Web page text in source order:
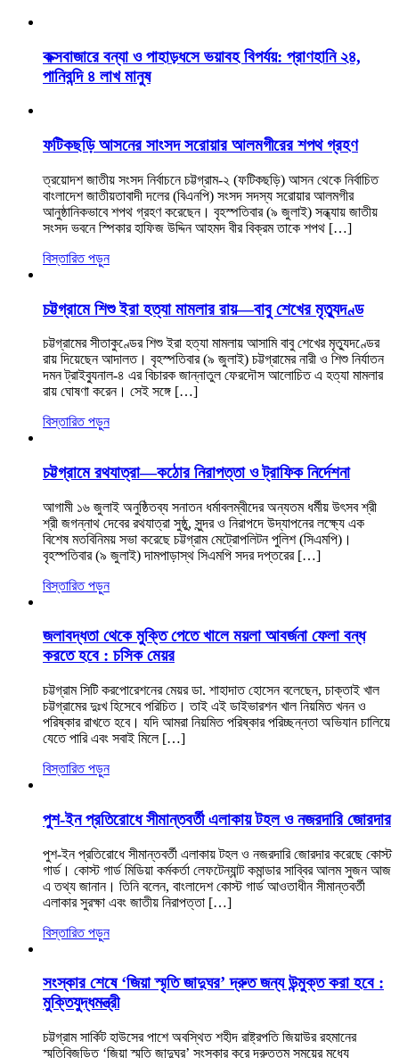
কক্সবাজারে বন্যা ও পাহাড়ধসে ভয়াবহ বিপর্যয়: প্রাণহানি ২৪,
পানিবন্দি ৪ লাখ মানুষ
ফটিকছড়ি আসনের সাংসদ সরোয়ার আলমগীরের শপথ গ্রহণ
ত্রয়োদশ জাতীয় সংসদ নির্বাচনে চট্টগ্রাম-২ (ফটিকছড়ি) আসন থেকে নির্বাচিত
বাংলাদেশ জাতীয়তাবাদী দলের (বিএনপি) সংসদ সদস্য সরোয়ার আলমগীর
আনুষ্ঠানিকভাবে শপথ গ্রহণ করেছেন। বৃহস্পতিবার (৯ জুলাই) সন্ধ্যায় জাতীয়
সংসদ ভবনে স্পিকার হাফিজ উদ্দিন আহমদ বীর বিক্রম তাকে শপথ […]
বিস্তারিত পড়ুন
চট্টগ্রামে শিশু ইরা হত্যা মামলার রায়—বাবু শেখের মৃত্যুদণ্ড
চট্টগ্রামের সীতাকুণ্ডের শিশু ইরা হত্যা মামলায় আসামি বাবু শেখের মৃত্যুদণ্ডের
রায় দিয়েছেন আদালত। বৃহস্পতিবার (৯ জুলাই) চট্টগ্রামের নারী ও শিশু নির্যাতন
দমন ট্রাইব্যুনাল-৪ এর বিচারক জান্নাতুল ফেরদৌস আলোচিত এ হত্যা মামলার
রায় ঘোষণা করেন। সেই সঙ্গে […]
বিস্তারিত পড়ুন
চট্টগ্রামে রথযাত্রা—কঠোর নিরাপত্তা ও ট্রাফিক নির্দেশনা
আগামী ১৬ জুলাই অনুষ্ঠিতব্য সনাতন ধর্মাবলম্বীদের অন্যতম ধর্মীয় উৎসব শ্রী
শ্রী জগন্নাথ দেবের রথযাত্রা সুষ্ঠু, সুন্দর ও নিরাপদে উদ্‌যাপনের লক্ষ্যে এক
বিশেষ মতবিনিময় সভা করেছে চট্টগ্রাম মেট্রোপলিটন পুলিশ (সিএমপি)।
বৃহস্পতিবার (৯ জুলাই) দামপাড়াস্থ সিএমপি সদর দপ্তরের […]
বিস্তারিত পড়ুন
জলাবদ্ধতা থেকে মুক্তি পেতে খালে ময়লা আবর্জনা ফেলা বন্ধ
করতে হবে : চসিক মেয়র
চট্টগ্রাম সিটি করপোরেশনের মেয়র ডা. শাহাদাত হোসেন বলেছেন, চাক্তাই খাল
চট্টগ্রামের দুঃখ হিসেবে পরিচিত। তাই এই ডাইভারশন খাল নিয়মিত খনন ও
পরিষ্কার রাখতে হবে। যদি আমরা নিয়মিত পরিষ্কার পরিচ্ছন্নতা অভিযান চালিয়ে
যেতে পারি এবং সবাই মিলে […]
বিস্তারিত পড়ুন
পুশ-ইন প্রতিরোধে সীমান্তবর্তী এলাকায় টহল ও নজরদারি জোরদার
পুশ-ইন প্রতিরোধে সীমান্তবর্তী এলাকায় টহল ও নজরদারি জোরদার করেছে কোস্ট
গার্ড। কোস্ট গার্ড মিডিয়া কর্মকর্তা লেফটেন্যান্ট কমান্ডার সাব্বির আলম সুজন আজ
এ তথ্য জানান। তিনি বলেন, বাংলাদেশ কোস্ট গার্ড আওতাধীন সীমান্তবর্তী
এলাকার সুরক্ষা এবং জাতীয় নিরাপত্তা […]
বিস্তারিত পড়ুন
সংস্কার শেষে ‘জিয়া স্মৃতি জাদুঘর’ দ্রুত জন্য উন্মুক্ত করা হবে :
মুক্তিযুদ্ধমন্ত্রী
চট্টগ্রাম সার্কিট হাউসের পাশে অবস্থিত শহীদ রাষ্ট্রপতি জিয়াউর রহমানের
স্মৃতিবিজড়িত ‘জিয়া স্মৃতি জাদুঘর’ সংস্কার করে দ্রুততম সময়ের মধ্যে